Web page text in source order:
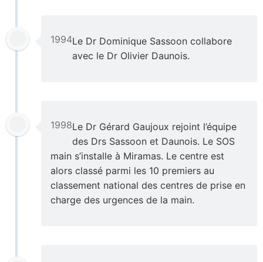
1994Le Dr Dominique Sassoon collabore
avec le Dr Olivier Daunois.
1998Le Dr Gérard Gaujoux rejoint l’équipe
des Drs Sassoon et Daunois. Le SOS
main s’installe à Miramas. Le centre est
alors classé parmi les 10 premiers au
classement national des centres de prise en
charge des urgences de la main.